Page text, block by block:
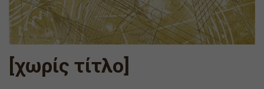
[χωρίς τίτλο]